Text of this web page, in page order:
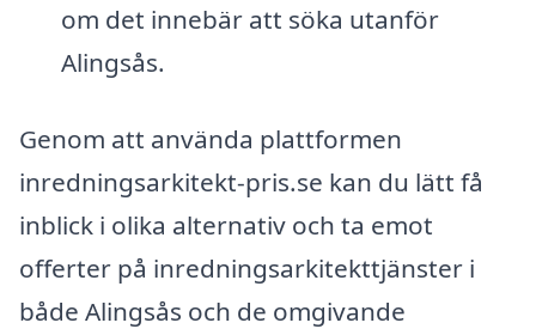
om det innebär att söka utanför
Alingsås.
Genom att använda plattformen
inredningsarkitekt-pris.se kan du lätt få
inblick i olika alternativ och ta emot
offerter på inredningsarkitekttjänster i
både Alingsås och de omgivande